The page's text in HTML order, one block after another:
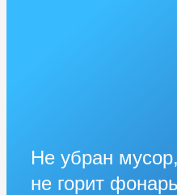
Не убран
не горит